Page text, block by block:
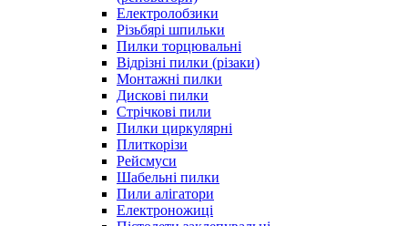
Електролобзики
Різьбярі шпильки
Пилки торцювальні
Відрізні пилки (різаки)
Монтажні пилки
Дискові пилки
Стрічкові пили
Пилки циркулярні
Плиткорізи
Рейсмуси
Шабельні пилки
Пили алігатори
Електроножиці